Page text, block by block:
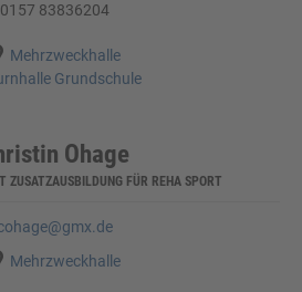
0157 83836204
Mehrzweckhalle
Grundschule
Ohage
ZUSATZAUSBILDUNG FÜR REHA SPORT
Mehrzweckhalle